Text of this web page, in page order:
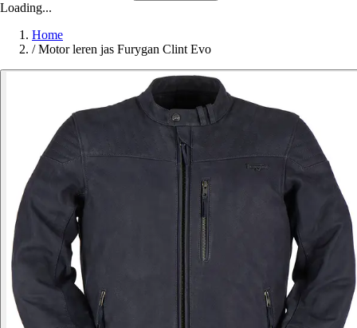
Loading...
Home
/ Motor leren jas Furygan Clint Evo